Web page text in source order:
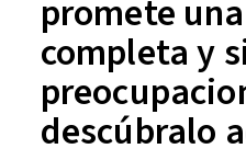
promete
completa y
descúbralo